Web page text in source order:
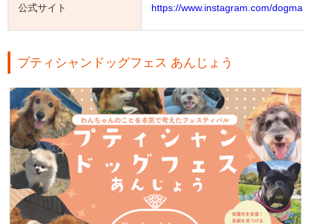
公式サイト https://www.instagram.com/
プティシャンドッグフェス あんじょう